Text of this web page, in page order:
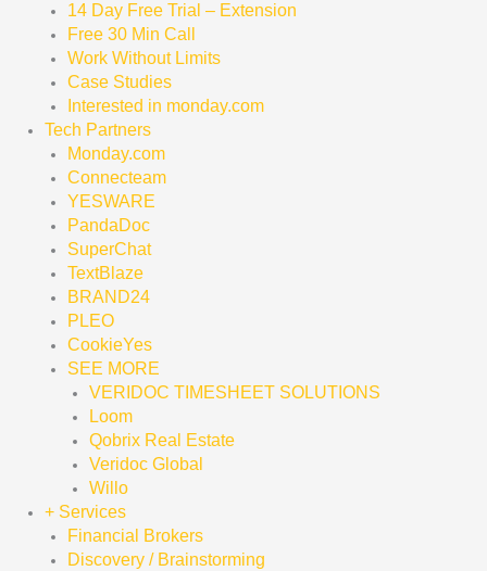
14 Day Free Trial – Extension
Free 30 Min Call
Work Without Limits
Case Studies
Interested in monday.com
Tech Partners
Monday.com
Connecteam
YESWARE
PandaDoc
SuperChat
TextBlaze
BRAND24
PLEO
CookieYes
SEE MORE
VERIDOC TIMESHEET SOLUTIONS
Loom
Qobrix Real Estate
Veridoc Global
Willo
+ Services
Financial Brokers
Discovery / Brainstorming